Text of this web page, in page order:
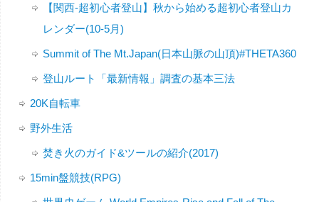
【関西-超初心者登山】秋から始める超初心者登山カ
レンダー(10-5月)
Summit of The Mt.Japan(日本山脈の山頂)#THETA360
登山ルート「最新情報」調査の基本三法
20K自転車
野外生活
焚き火のガイド&ツールの紹介(2017)
15min盤競技(RPG)